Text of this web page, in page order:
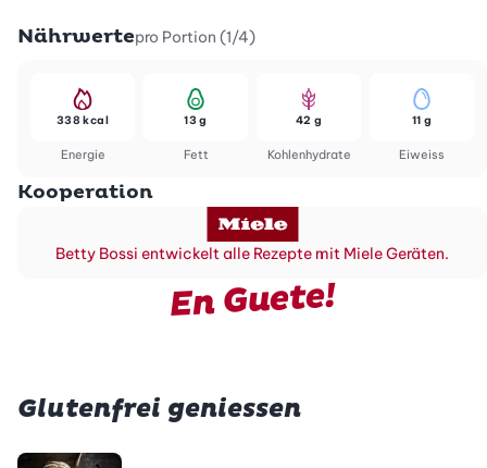
Nährwertepro Portion (1/4)
Energie
338 kcal
Fett
13 g
Kohlenhydrate
42 g
Eiweiss
11 g
Kooperation
Betty Bossi entwickelt alle Rezepte mit Miele Geräten.
En Guete!
Glutenfrei geniessen